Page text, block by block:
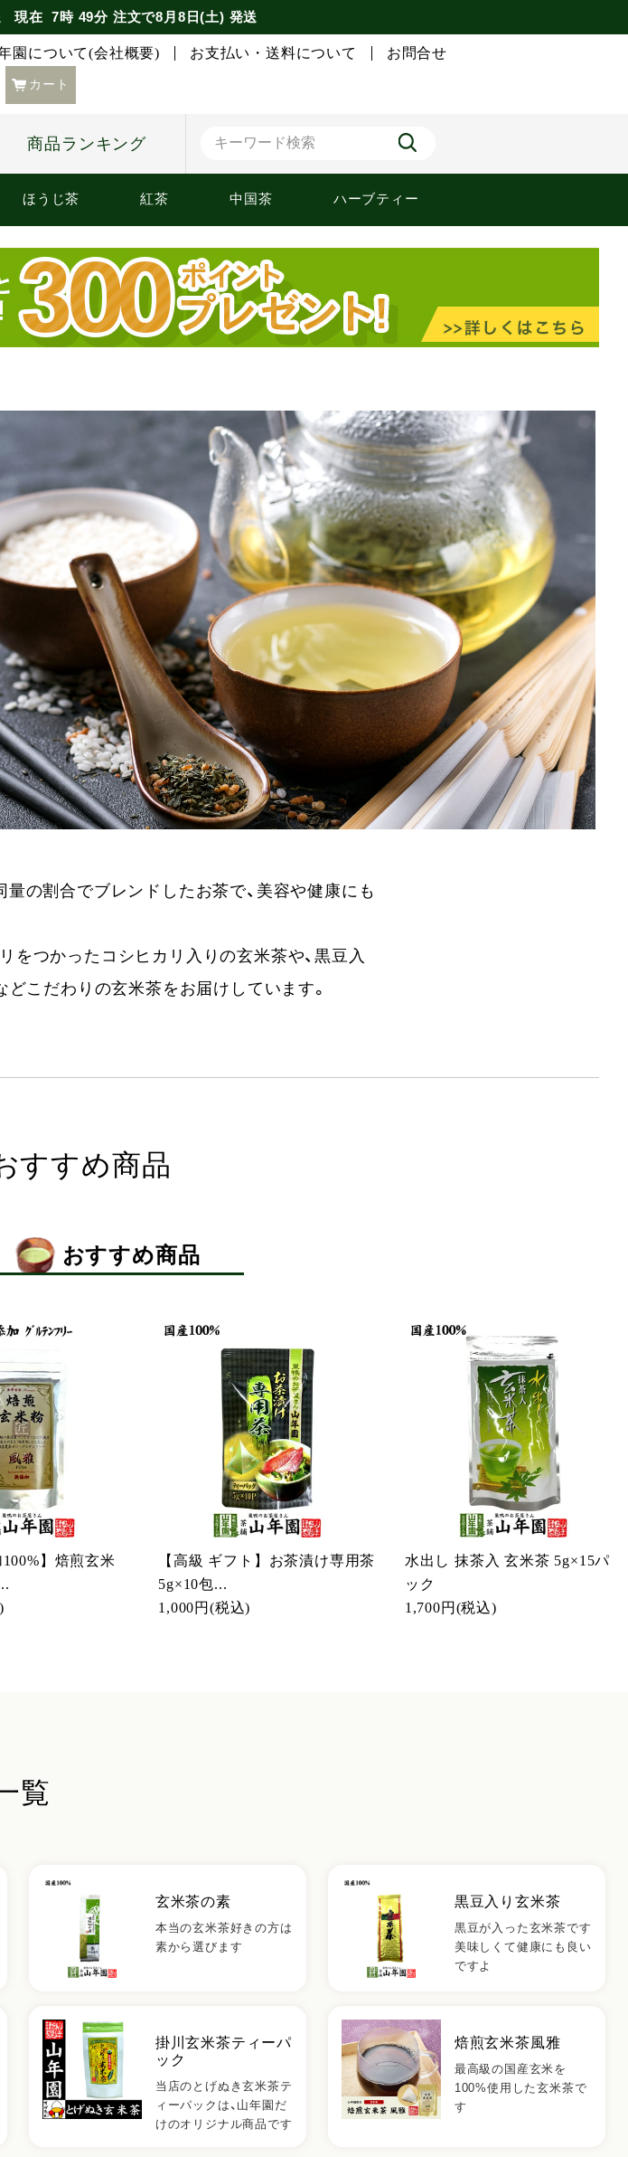
現在 7時 49分注文で8月8日(土) 発送
園について(会社概要) お支払い・送料について お問合せ
カート
商品ランキング
ほうじ茶 紅茶 中国茶 ハーブティー
の割合でブレンドしたお茶で、美容や健康にも
つかったコシヒカリ入りの玄米茶や、黒豆入
どこだわりの玄米茶をお届けしています。
すすめ商品
おすすめ商品
100%】焙煎玄米
【高級 ギフト】お茶漬け専用茶
5g×10包...
1,000円(税込)
水出し 抹茶入 玄米茶 5g×15パ
ック
1,700円 (税込)
覧
玄米茶の素
本当の玄米茶好きの方は
素から選びます
黒豆入り玄米茶
黒豆が入った玄米茶です
美味しくて健康にも良い
ですよ
掛川玄米茶ティーパ
ック
当店のとげぬき玄米茶テ
ィーパックは、山年園だ
けのオリジナル商品です
焙煎玄米茶風雅
最高級の国産玄米を
100%使用した玄米茶で
す